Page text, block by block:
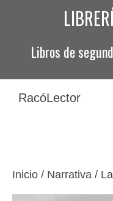
Libros de
RacóLector
Inicio / Narrativa /